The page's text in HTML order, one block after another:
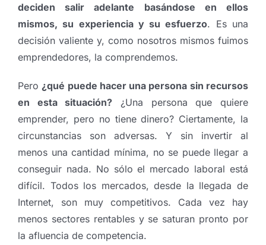
deciden salir adelante basándose en ellos
mismos, su experiencia y su esfuerzo. Es una
decisión valiente y, como nosotros mismos fuimos
emprendedores, la comprendemos.
Pero ¿qué puede hacer una persona sin recursos
en esta situación? ¿Una persona que quiere
emprender, pero no tiene dinero? Ciertamente, la
circunstancias son adversas. Y sin invertir al
menos una cantidad mínima, no se puede llegar a
conseguir nada. No sólo el mercado laboral está
difícil. Todos los mercados, desde la llegada de
Internet, son muy competitivos. Cada vez hay
menos sectores rentables y se saturan pronto por
la afluencia de competencia.